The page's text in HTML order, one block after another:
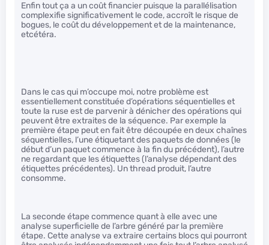
Enfin tout ça a un coût financier puisque la parallélisation
complexifie significativement le code, accroît le risque de
bogues, le coût du développement et de la maintenance,
etcétéra.
Dans le cas qui m’occupe moi, notre problème est
essentiellement constituée d’opérations séquentielles et
toute la ruse est de parvenir à dénicher des opérations qui
peuvent être extraites de la séquence. Par exemple la
première étape peut en fait être découpée en deux chaînes
séquentielles, l’une étiquetant des paquets de données (le
début d’un paquet commence à la fin du précédent), l’autre
ne regardant que les étiquettes (l’analyse dépendant des
étiquettes précédentes). Un thread produit, l’autre
consomme.
La seconde étape commence quant à elle avec une
analyse superficielle de l’arbre généré par la première
étape. Cette analyse va extraire certains blocs qui pourront